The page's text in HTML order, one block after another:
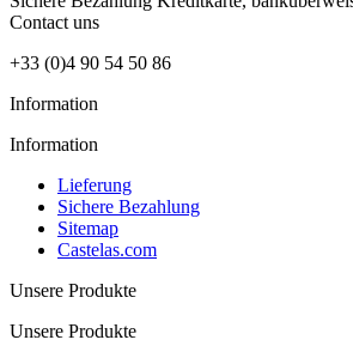
Contact uns
+33 (0)4 90 54 50 86
Information
Information
Lieferung
Sichere Bezahlung
Sitemap
Castelas.com
Unsere Produkte
Unsere Produkte